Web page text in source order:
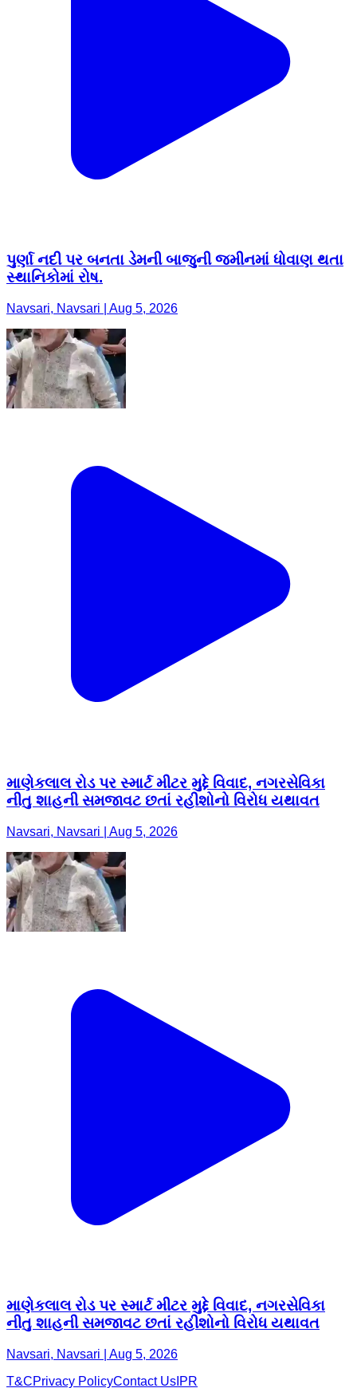
પુર્ણા નદી પર બનતા ડેમની બાજુની જમીનમાં ધોવાણ થતા
સ્થાનિકોમાં રોષ.
Navsari, Navsari | Aug 5, 2026
માણેકલાલ રોડ પર સ્માર્ટ મીટર મુદ્દે વિવાદ, નગરસેવિકા
નીતુ શાહની સમજાવટ છતાં રહીશોનો વિરોધ યથાવત
Navsari, Navsari | Aug 5, 2026
માણેકલાલ રોડ પર સ્માર્ટ મીટર મુદ્દે વિવાદ, નગરસેવિકા
નીતુ શાહની સમજાવટ છતાં રહીશોનો વિરોધ યથાવત
Navsari, Navsari | Aug 5, 2026
T&CPrivacy PolicyContact Us IPR